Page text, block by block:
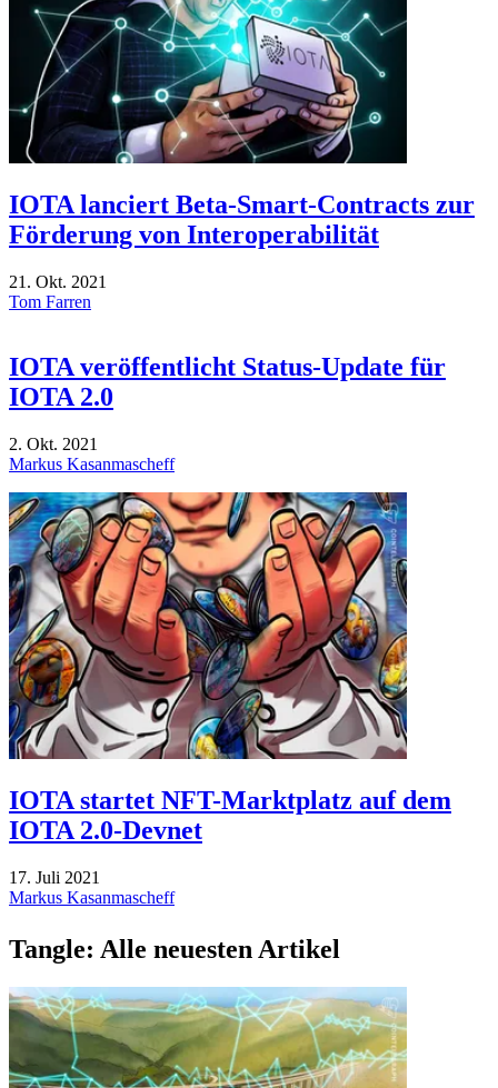
IOTA lanciert Beta-Smart-Contracts zur
Förderung von Interoperabilität
21. Okt. 2021
Tom Farren
IOTA veröffentlicht Status-Update für
IOTA 2.0
2. Okt. 2021
Markus Kasanmascheff
IOTA startet NFT-Marktplatz auf dem
IOTA 2.0-Devnet
17. Juli 2021
Markus Kasanmascheff
Tangle: Alle neuesten Artikel